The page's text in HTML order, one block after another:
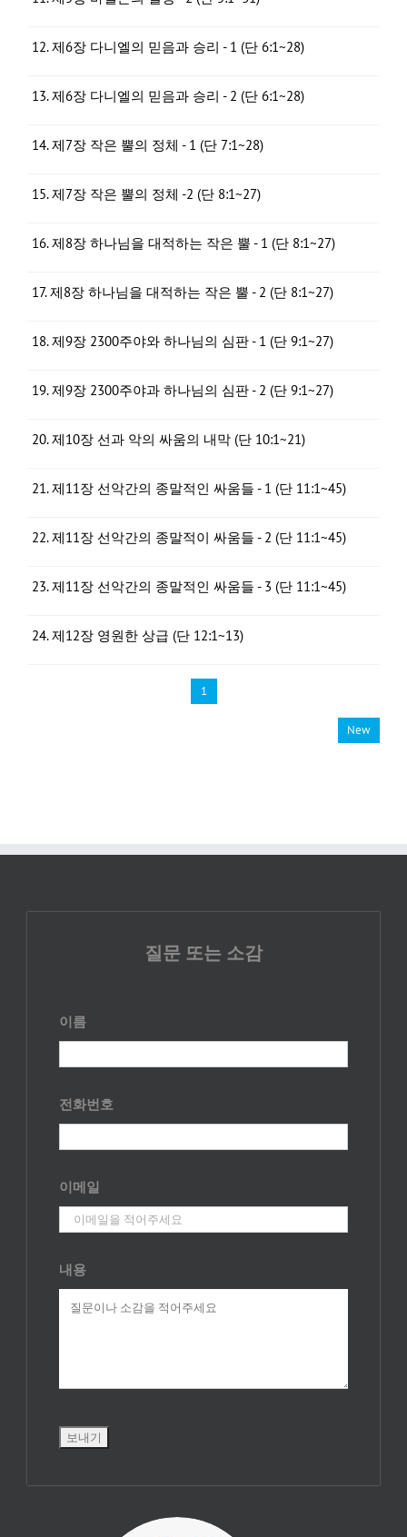
12. 제6장 다니엘의 믿음과 승리 - 1 (단 6:1~28)
13. 제6장 다니엘의 믿음과 승리 - 2 (단 6:1~28)
14. 제7장 작은 뿔의 정체 - 1 (단 7:1~28)
15. 제7장 작은 뿔의 정체 -2 (단 8:1~27)
16. 제8장 하나님을 대적하는 작은 뿔 - 1 (단 8:1~27)
17. 제8장 하나님을 대적하는 작은 뿔 - 2 (단 8:1~27)
18. 제9장 2300주야와 하나님의 심판 - 1 (단 9:1~27)
19. 제9장 2300주야과 하나님의 심판 - 2 (단 9:1~27)
20. 제10장 선과 악의 싸움의 내막 (단 10:1~21)
21. 제11장 선악간의 종말적인 싸움들 - 1 (단 11:1~45)
22. 제11장 선악간의 종말적이 싸움들 - 2 (단 11:1~45)
23. 제11장 선악간의 종말적인 싸움들 - 3 (단 11:1~45)
24. 제12장 영원한 상급 (단 12:1~13)
1
New
질문 또는 소감
이름
전화번호
이메일
내용